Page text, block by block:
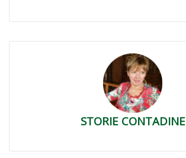
STORIE CONTADINE